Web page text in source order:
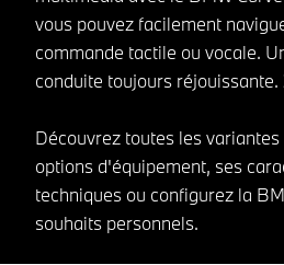
vous pouvez facilement
commande tactile ou vocale.
conduite toujours
Découvrez toutes les
options d'équipement, ses
techniques ou configurez la
souhaits personnels.